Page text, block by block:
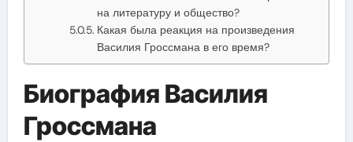
на литературу и общество?
Какая была реакция на произведения
Василия Гроссмана в его время?
Биография Василия
Гроссмана